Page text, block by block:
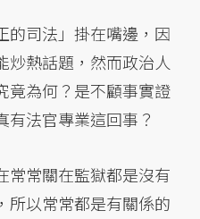
的司法」掛在嘴邊，因
炒熱話題，然而政治人
竟為何？是不顧事實證
有法官專業這回事？
常常關在監獄都是沒有
所以常常都是有關係的